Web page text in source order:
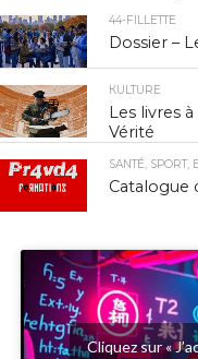
44-FILLETTE
Dossier –
КULTURE
Les livres
Vérité
SANTÉ, SPORT,
Catalogue
Cliquez sur «